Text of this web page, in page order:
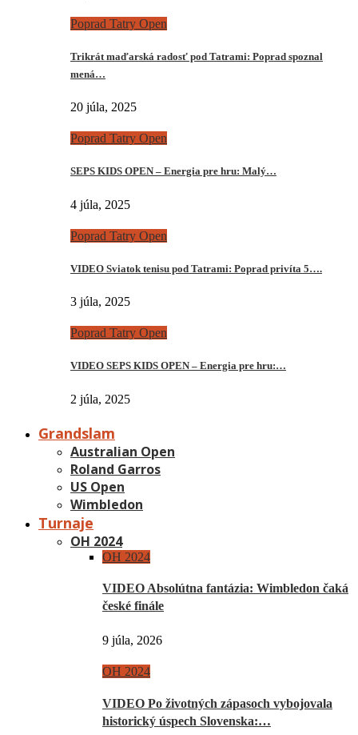
Poprad Tatry Open
Trikrát maďarská radosť pod Tatrami: Poprad spoznal
mená…
20 júla, 2025
Poprad Tatry Open
SEPS KIDS OPEN – Energia pre hru: Malý…
4 júla, 2025
Poprad Tatry Open
VIDEO Sviatok tenisu pod Tatrami: Poprad privíta 5….
3 júla, 2025
Poprad Tatry Open
VIDEO SEPS KIDS OPEN – Energia pre hru:…
2 júla, 2025
Grandslam
Australian Open
Roland Garros
US Open
Wimbledon
Turnaje
OH 2024
OH 2024
VIDEO Absolútna fantázia: Wimbledon čaká
české finále
9 júla, 2026
OH 2024
VIDEO Po životných zápasoch vybojovala
historický úspech Slovenska:…